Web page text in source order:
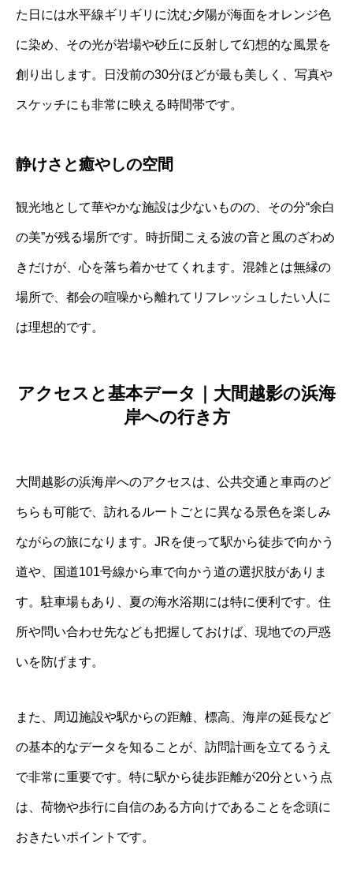
た日には水平線ギリギリに沈む夕陽が海面をオレンジ色
に染め、その光が岩場や砂丘に反射して幻想的な風景を
創り出します。日没前の30分ほどが最も美しく、写真や
スケッチにも非常に映える時間帯です。
静けさと癒やしの空間
観光地として華やかな施設は少ないものの、その分“余白
の美”が残る場所です。時折聞こえる波の音と風のざわめ
きだけが、心を落ち着かせてくれます。混雑とは無縁の
場所で、都会の喧噪から離れてリフレッシュしたい人に
は理想的です。
アクセスと基本データ｜大間越影の浜海
岸への行き方
大間越影の浜海岸へのアクセスは、公共交通と車両のど
ちらも可能で、訪れるルートごとに異なる景色を楽しみ
ながらの旅になります。JRを使って駅から徒歩で向かう
道や、国道101号線から車で向かう道の選択肢がありま
す。駐車場もあり、夏の海水浴期には特に便利です。住
所や問い合わせ先なども把握しておけば、現地での戸惑
いを防げます。
また、周辺施設や駅からの距離、標高、海岸の延長など
の基本的なデータを知ることが、訪問計画を立てるうえ
で非常に重要です。特に駅から徒歩距離が20分という点
は、荷物や歩行に自信のある方向けであることを念頭に
おきたいポイントです。